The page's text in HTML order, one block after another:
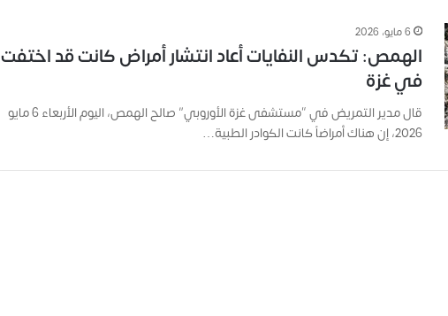
6 مايو، 2026
الهمص: تكدس النفايات أعاد انتشار أمراض كانت قد اختفت
في غزة
قال مدير التمريض في “مستشفى غزة الأوروبي” صالح الهمص، اليوم الأربعاء 6 مايو
2026، إن هناك أمراضاً كانت الكوادر الطبية…